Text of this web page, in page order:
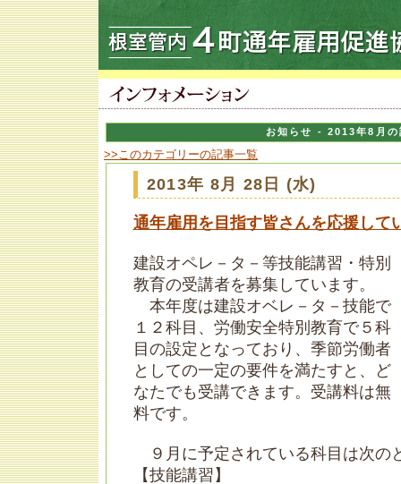
お知らせ - 2013年8月の
>>このカテゴリーの記事一覧
2013年 8月 28日 (水)
通年雇用を目指す皆さんを応援して
建設オペレ－タ－等技能講習・特別
教育の受講者を募集しています。
本年度は建設オベレ－タ－技能で
１２科目、労働安全特別教育で５科
目の設定となっており、季節労働者
としての一定の要件を満たすと、ど
なたでも受講できます。受講料は無
料です。
９月に予定されている科目は次の
【技能講習】